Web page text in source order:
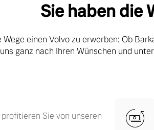
Sie haben die
Wege einen Volvo zu erwerben: Ob
ganz nach Ihren Wünschen und
Sie von unseren